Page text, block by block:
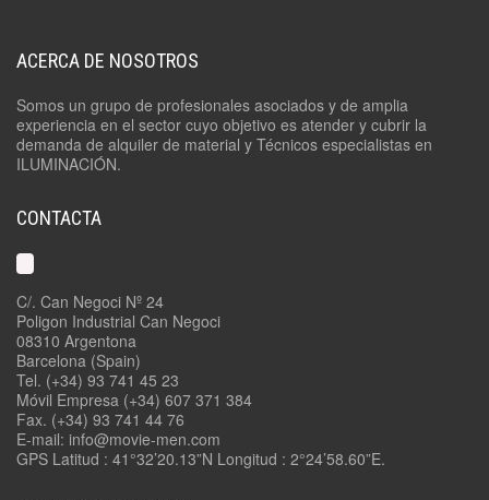
ACERCA DE NOSOTROS
Somos un grupo de profesionales asociados y de amplia
experiencia en el sector cuyo objetivo es atender y cubrir la
demanda de alquiler de material y Técnicos especialistas en
ILUMINACIÓN.
CONTACTA
C/. Can Negoci Nº 24
Poligon Industrial Can Negoci
08310 Argentona
Barcelona (Spain)
Tel. (+34) 93 741 45 23
Móvil Empresa (+34) 607 371 384
Fax. (+34) 93 741 44 76
E-mail: info@movie-men.com
GPS Latitud : 41°32’20.13”N Longitud : 2°24’58.60”E.